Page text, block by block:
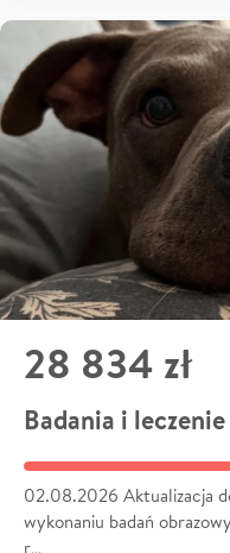
28 834 zł
Badania i
02.08.2026 Aktualizacja
wykonaniu badań
r…